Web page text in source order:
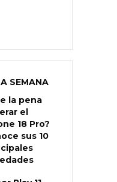
SEMANA
la pena
el
18 Pro?
sus 10